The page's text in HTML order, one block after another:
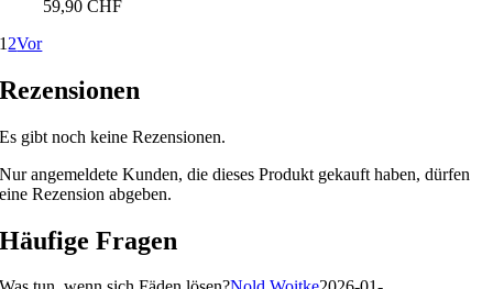
59,90CHF
1 2Vor
Rezensionen
Es gibt noch keine Rezensionen.
Nur angemeldete Kunden, die dieses Produkt gekauft haben, dürfen
eine Rezension abgeben.
Häufige Fragen